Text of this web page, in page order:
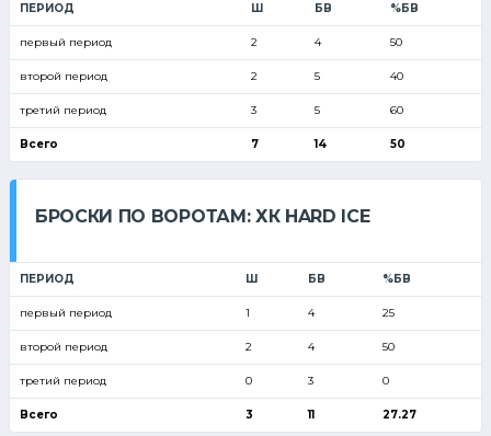
ПЕРИОД Ш БВ %БВ
первый период 2 4 50
второй период 2 5 40
третий период 3 5 60
Всего 7 14 50
БРОСКИ ПО ВОРОТАМ: ХК HARD ICE
ПЕРИОД Ш БВ %БВ
первый период 1 4 25
второй период 2 4 50
третий период 0 3 0
Всего 3 11 27.27